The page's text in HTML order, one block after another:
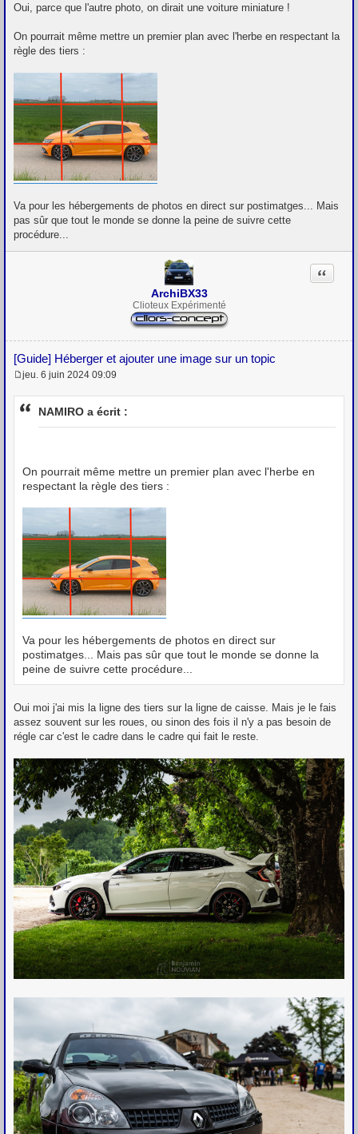
Oui, parce que l'autre photo, on dirait une voiture miniature !
On pourrait même mettre un premier plan avec l'herbe en respectant la
règle des tiers :
Va pour les hébergements de photos en direct sur postimatges... Mais
pas sûr que tout le monde se donne la peine de suivre cette
procédure...
ArchiBX33
Clioteux Expérimenté
[Guide] Héberger et ajouter une image sur un topic
Citation
e
s
jeu. 6 juin 2024 09:09
NAMIRO a écrit :
On pourrait même mettre un premier plan avec l'herbe en
respectant la règle des tiers :
Va pour les hébergements de photos en direct sur
postimatges... Mais pas sûr que tout le monde se donne la
peine de suivre cette procédure...
Oui moi j'ai mis la ligne des tiers sur la ligne de caisse. Mais je le fais
assez souvent sur les roues, ou sinon des fois il n'y a pas besoin de
régle car c'est le cadre dans le cadre qui fait le reste.